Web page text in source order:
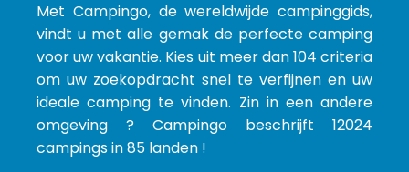
Met Campingo, de wereldwijde campinggids,
vindt u met alle gemak de perfecte camping
voor uw vakantie. Kies uit meer dan 104 criteria
om uw zoekopdracht snel te verfijnen en uw
ideale camping te vinden. Zin in een andere
omgeving ? Campingo beschrijft 12024
campings in 85 landen !